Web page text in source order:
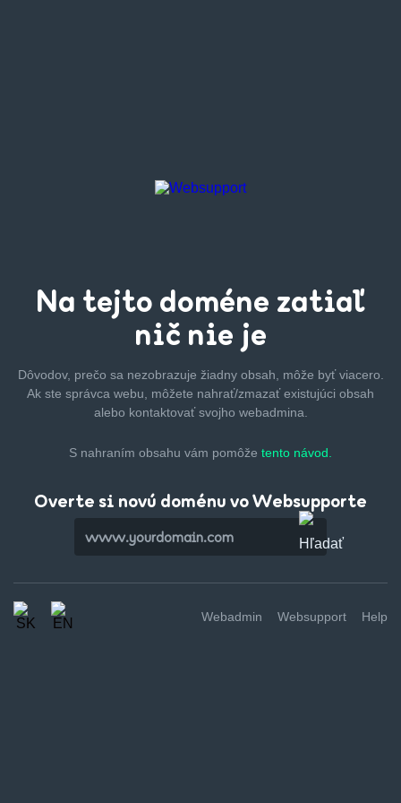
Na tejto doméne zatiaľ
nič nie je
Dôvodov, prečo sa nezobrazuje žiadny obsah, môže byťviacero.
Ak ste správca webu, môžete nahrať/zmazaťexistujúci obsah
alebo kontaktovať svojho webadmina.
S nahraním obsahu vám pomôže tento návod.
Overte si novú doménu vo Websupporte
Webadmin Websupport Help